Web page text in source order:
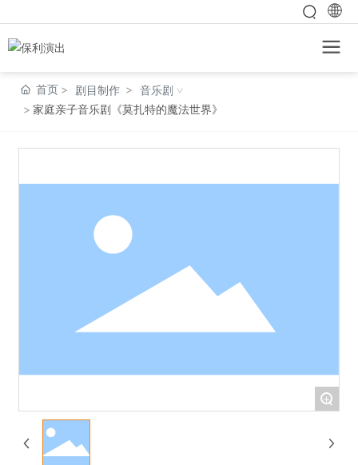
首页 剧目制作
音乐剧
家庭亲子音乐剧《莫扎特的魔法世界》
+